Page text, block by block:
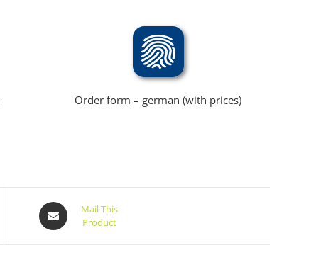
Order form – german (with prices)
Mail This
Product